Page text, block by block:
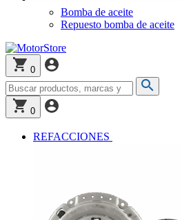
Bomba de aceite
Repuesto bomba de aceite
0
0
REFACCIONES